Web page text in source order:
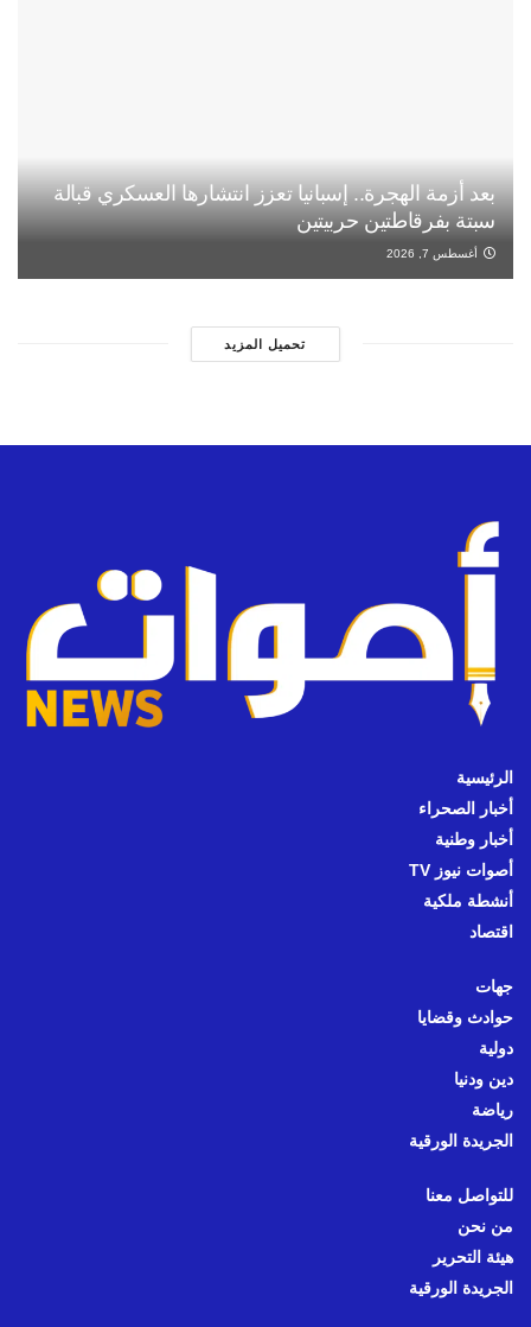
بعد أزمة الهجرة.. إسبانيا تعزز انتشارها العسكري قبالة
سبتة بفرقاطتين حربيتين
أغسطس 7, 2026
تحميل المزيد
الرئيسية
أخبار الصحراء
أخبار وطنية
أصوات نيوز TV
أنشطة ملكية
اقتصاد
جهات
حوادث وقضايا
دولية
دين ودنيا
رياضة
الجريدة الورقية
للتواصل معنا
من نحن
هيئة التحرير
الجريدة الورقية